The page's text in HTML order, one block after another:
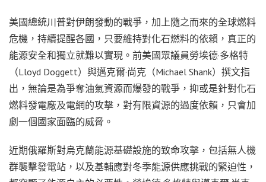
美國總統川普對伊朗發動的戰爭，加上隨之而來的全球燃料
危機，持續提醒各國，只要維持對化石燃料的依賴，真正的
能源安全和獨立就難以實現。前美國眾議員勞埃德·多格特
（Lloyd Doggett）與邁克爾·尚克（Michael Shank）撰文指
出，無論是為爭奪油氣資源而爆發的戰爭，抑或是針對化石
燃料發電廠及電網的攻擊，對有限資源的過度依賴，只會加
劇一個國家面臨的威脅。
近期俄羅斯對烏克蘭能源基礎設施的致命攻擊，包括無人機
群襲擊發電站，以及基輔應對冬季能源供應挑戰的緊迫性，